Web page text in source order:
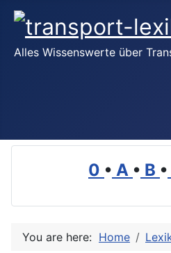
Alles Wissenswerte über
0 • A • B •
You are here: Home